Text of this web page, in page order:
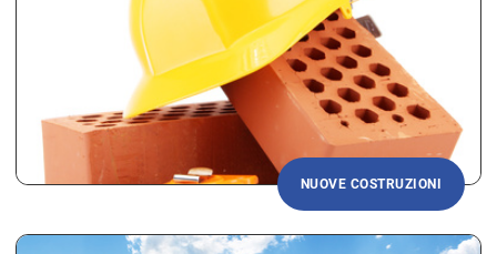
NUOVE COSTRUZIONI